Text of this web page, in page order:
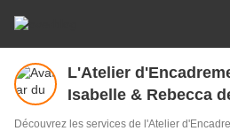
L'Atelier
Isabelle & Rebecca
Découvrez les services de l'Atelier